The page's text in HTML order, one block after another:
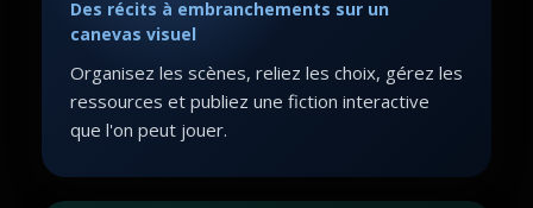
Des récits à embranchements sur un
canevas visuel
Organisez les scènes, reliez les choix, gérez les
ressources et publiez une fiction interactive
que l'on peut jouer.